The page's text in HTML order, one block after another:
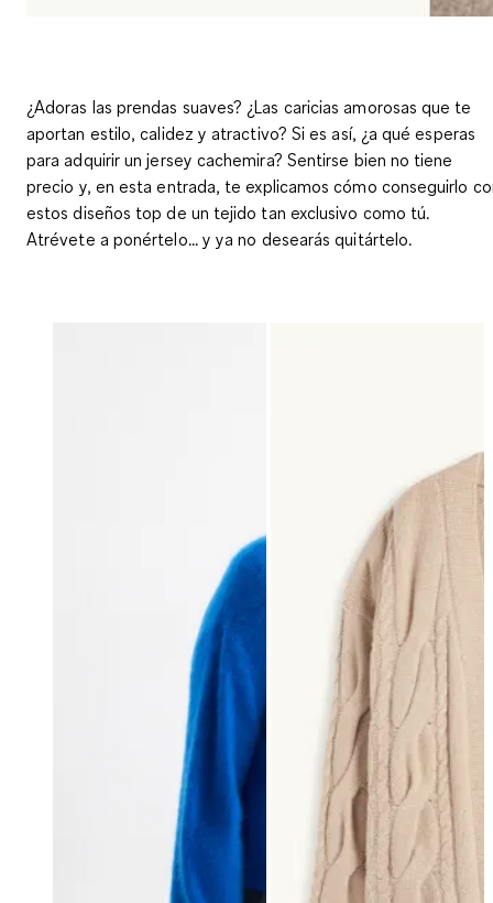
¿Adoras las prendas suaves? ¿Las caricias amorosas que te
aportan estilo, calidez y atractivo? Si es así, ¿a qué esperas
para adquirir un jersey cachemira? Sentirse bien no tiene
precio y, en esta entrada, te explicamos cómo conseguirlo
estos diseños top de un tejido tan exclusivo como tú.
Atrévete a ponértelo... y ya no desearás quitártelo.